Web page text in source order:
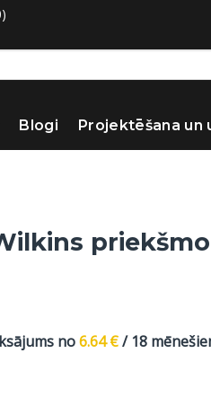
Blogi Projektēšana un
no6.64€/ 18